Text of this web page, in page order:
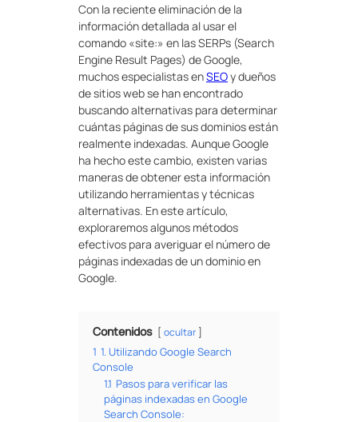
Con la reciente eliminación de la
información detallada al usar el
comando «site:» en las SERPs (Search
Engine Result Pages) de Google,
muchos especialistas enSEOy dueños
de sitios web se han encontrado
buscando alternativas para determinar
cuántas páginas de sus dominios están
realmente indexadas. Aunque Google
ha hecho este cambio, existen varias
maneras de obtener esta información
utilizando herramientas y técnicas
alternativas. En este artículo,
exploraremos algunos métodos
efectivos para averiguar el número de
páginas indexadas de un dominio en
Google.
Contenidos ocultar
1 1. Utilizando Google Search
Console
1.1 Pasos para verificar las
páginas indexadas en Google
Search Console: